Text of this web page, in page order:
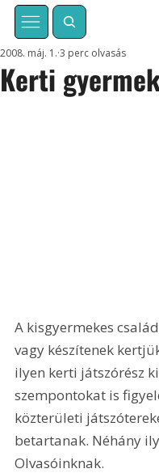
Kerti
2008. máj. 1. 3 perc olvasás
A kisgyermekes
vagy készítenek
ilyen kerti játszórész
szempontokat is
közterületi
betartanak. Néhány
Olvasóinknak.